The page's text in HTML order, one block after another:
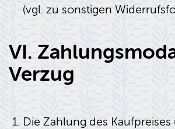
(vgl. zu sonstigen
VI.
Verzug
Die Zahlung des